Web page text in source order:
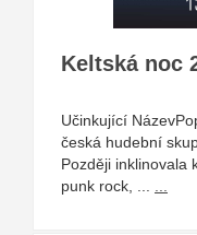
Keltská noc
Učinkující
česká hudební
Později inklinovala
punk rock, ...